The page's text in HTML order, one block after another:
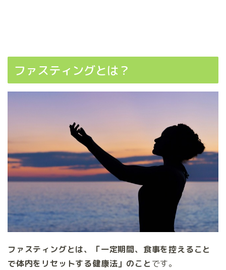
ファスティングとは？
ファスティングとは、「一定期間、食事を控えること
で体内をリセットする健康法」のこと です。